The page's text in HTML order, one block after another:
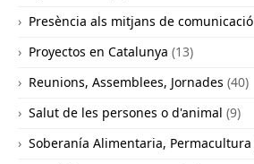
Presència als mitjans de comunicació
Proyectos en Catalunya (13)
Reunions, Assemblees, Jornades (40)
Salut de les persones o d'animal (9)
Soberanía Alimentaria, Permacultura